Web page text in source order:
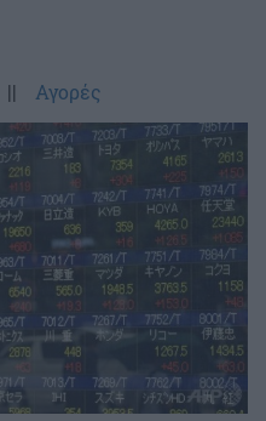
|| Αγορές